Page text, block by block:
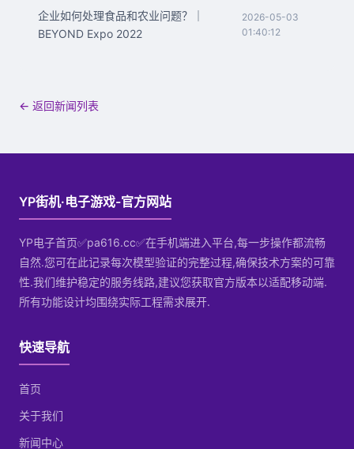
企业如何处理食品和农业问题？｜
BEYOND Expo 2022
2026-05-03
01:40:12
← 返回新闻列表
YP街机·电子游戏-官方网站
YP电子首页✅pa616.cc✅在手机端进入平台,每一步操作都流畅
自然.您可在此记录每次模型验证的完整过程,确保技术方案的可靠
性.我们维护稳定的服务线路,建议您获取官方版本以适配移动端.
所有功能设计均围绕实际工程需求展开.
快速导航
首页
关于我们
新闻中心